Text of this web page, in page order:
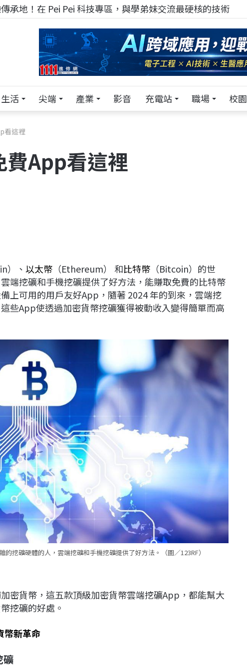
承地！在 Pei Pei 科技專區，與學弟妹交流最硬核的技術
生活 尖端 產業 影音 充電站 職場 校園
看這裡
費App看這裡
）、 以太幣 （Ethereum） 和比特幣 （Bitcoin）的世
端挖礦和手機挖礦提供了好方法，能賺取免費的比特幣
上可用的用戶友好App，隨著 2024 年的到來，雲端挖
些App使透過加密貨幣挖礦獲得被動收入變得簡單而高
挖礦硬體的人，雲端挖礦和手機挖礦提供了好方法。（圖／123RF）
密貨幣，這五款頂級加密貨幣雲端挖礦App，都能幫大
挖礦的好處。
幣新革命
礦